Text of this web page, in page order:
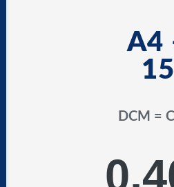
A4
DCM =